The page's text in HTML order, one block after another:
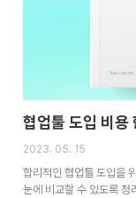
협업툴 도입 비용
2023. 05. 15
합리적인 협업툴 도입을
눈에 비교할 수 있도록 정